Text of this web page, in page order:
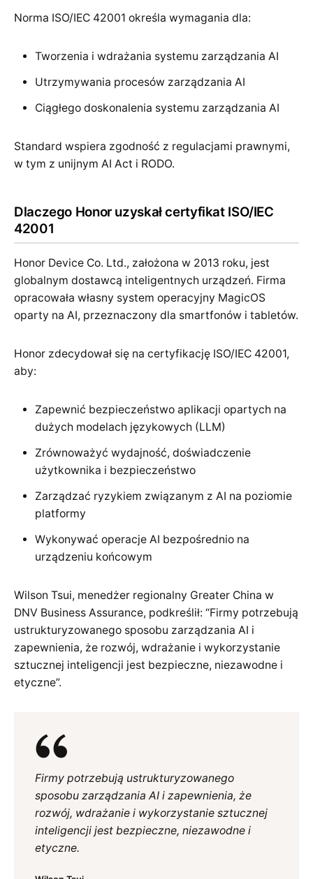
Norma ISO/IEC 42001 określa wymagania dla:
Tworzenia i wdrażania systemu zarządzania AI
Utrzymywania procesów zarządzania AI
Ciągłego doskonalenia systemu zarządzania AI
Standard wspiera zgodność z regulacjami prawnymi,
w tym z unijnym AI Act i RODO.
Dlaczego Honor uzyskał certyfikat ISO/IEC
42001
Honor Device Co. Ltd., założona w 2013 roku, jest
globalnym dostawcą inteligentnych urządzeń. Firma
opracowała własny system operacyjny MagicOS
oparty na AI, przeznaczony dla smartfonów i tabletów.
Honor zdecydował się na certyfikację ISO/IEC 42001,
aby:
Zapewnić bezpieczeństwo aplikacji opartych na
dużych modelach językowych (LLM)
Zrównoważyć wydajność, doświadczenie
użytkownika i bezpieczeństwo
Zarządzać ryzykiem związanym z AI na poziomie
platformy
Wykonywać operacje AI bezpośrednio na
urządzeniu końcowym
Wilson Tsui, menedżer regionalny Greater China w
DNV Business Assurance, podkreślił: “Firmy potrzebują
ustrukturyzowanego sposobu zarządzania AI i
zapewnienia, że rozwój, wdrażanie i wykorzystanie
sztucznej inteligencji jest bezpieczne, niezawodne i
etyczne”.
Firmy potrzebują ustrukturyzowanego
sposobu zarządzania AI i zapewnienia, że
rozwój, wdrażanie i wykorzystanie sztucznej
inteligencji jest bezpieczne, niezawodne i
etyczne.